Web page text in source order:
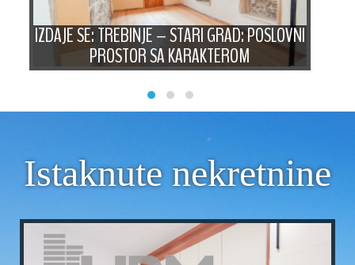
IZDAJE SE: TREBINJE – STARI GRAD: POSLOVNI
PROSTOR SA KARAKTEROM
Istaknute nekretnine